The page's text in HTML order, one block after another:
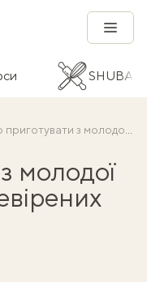
SHUBA
з молодої картоплі: 30 перевірених рецептів
молодої